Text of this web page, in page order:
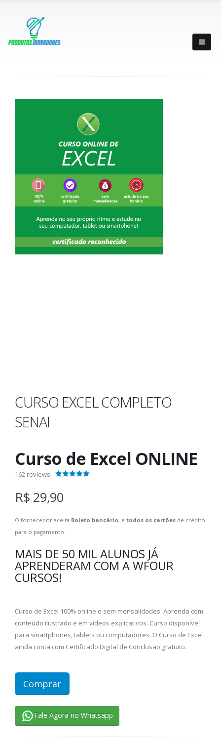
CURSO EXCEL COMPLETO
SENAI
Curso de Excel ONLINE
162 reviews
R$ 29,90
O fornecedor aceita Boleto bancário, e todos os cartões de crédito
para o pagamento.
MAIS DE 50 MIL ALUNOS JÁ
APRENDERAM COM A WFOUR
CURSOS!
Curso de Excel 100% online e sem mensalidades. Aprenda com
conteúdo ilustrado e em vídeos explicativos. Curso disponível
para smartphones, tablets ou computadores. O Curso de Excel
ainda conta com Certificado Digital de Conclusão gratuito.
Comprar
Fale Agora no Whatsapp